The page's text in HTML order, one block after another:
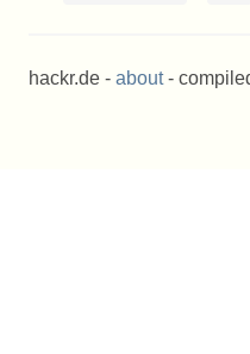
hackr.de - about-